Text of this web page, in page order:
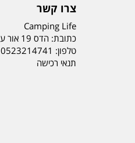
צרו קשר
Camping Life
כתובת: הדס 19 אור עקיבא
טלפון: 0523214741
תנאי רכישה